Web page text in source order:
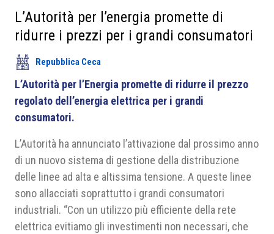
Soci
Partner
Progetti
Area riservata
L’Autorità per l’energia promette di
ridurre i prezzi per i grandi consumatori
Repubblica Ceca
L’Autorità per l’Energia promette di ridurre il prezzo
regolato dell’energia elettrica per i grandi
consumatori.
L’Autorità ha annunciato l’attivazione dal prossimo anno
di un nuovo sistema di gestione della distribuzione
delle linee ad alta e altissima tensione. A queste linee
sono allacciati soprattutto i grandi consumatori
industriali. “Con un utilizzo più efficiente della rete
elettrica evitiamo gli investimenti non necessari, che